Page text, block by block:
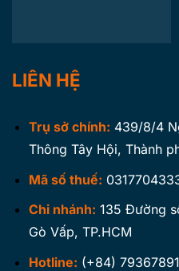
LIÊN HỆ
Trụ sở chính: 439/8/4
Thông Tây Hội, Thành
Mã số thuế:
Chi nhánh: 135 Đường
Gò Vấp, TP.HCM
Hotline: (+84)